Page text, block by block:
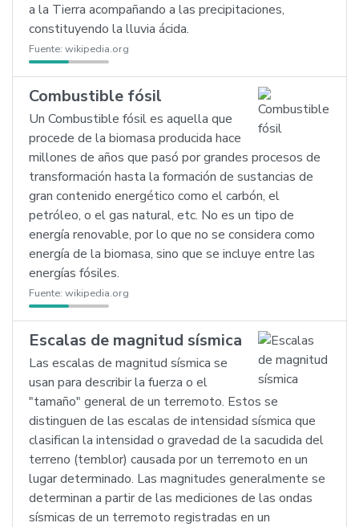
a la Tierra acompañando a las precipitaciones,
constituyendo la lluvia ácida.
Fuente: wikipedia.org
Combustible fósil
Un Combustible fósil es aquella que
procede de la biomasa producida hace
millones de años que pasó por grandes procesos de
transformación hasta la formación de sustancias de
gran contenido energético como el carbón, el
petróleo, o el gas natural, etc. No es un tipo de
energía renovable, por lo que no se considera como
energía de la biomasa, sino que se incluye entre las
energías fósiles.
Fuente: wikipedia.org
Escalas de magnitud sísmica
Las escalas de magnitud sísmica se
usan para describir la fuerza o el
"tamaño" general de un terremoto. Estos se
distinguen de las escalas de intensidad sísmica que
clasifican la intensidad o gravedad de la sacudida del
terreno (temblor) causada por un terremoto en un
lugar determinado. Las magnitudes generalmente se
determinan a partir de las mediciones de las ondas
sísmicas de un terremoto registradas en un